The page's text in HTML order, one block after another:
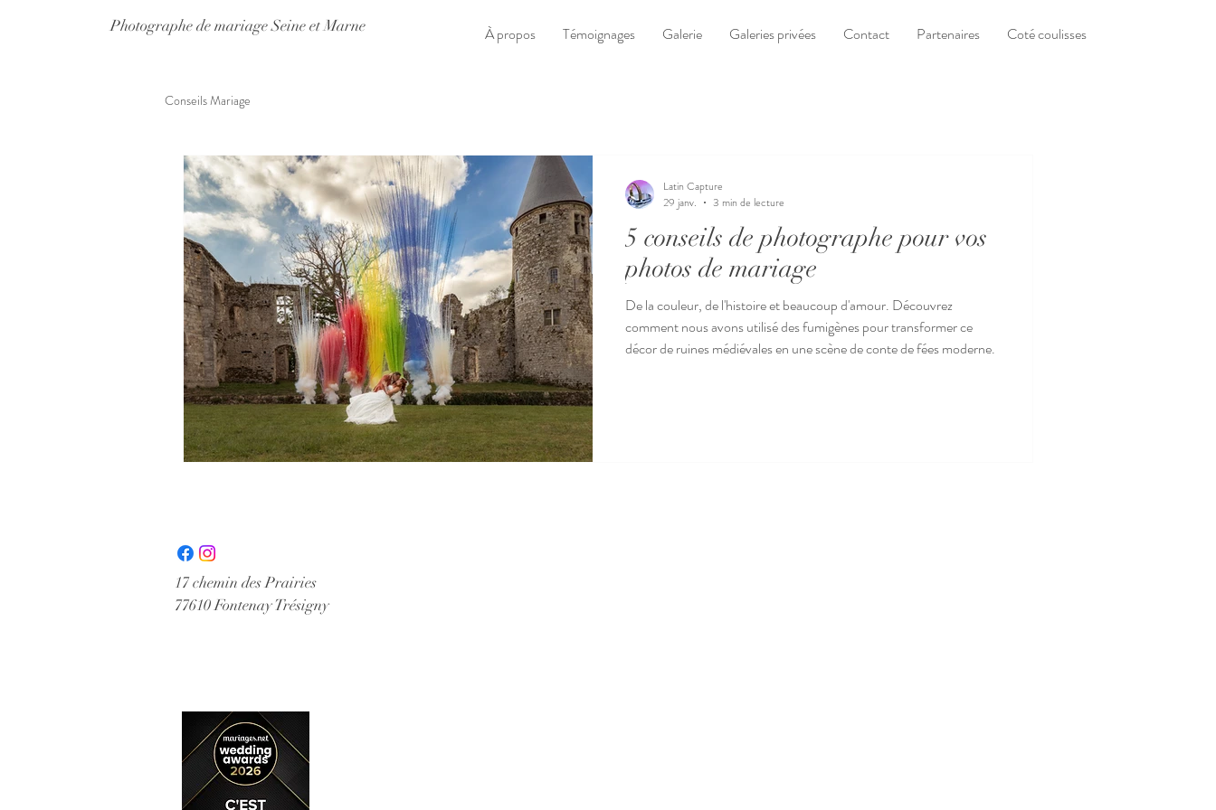
Photographe de mariage Seine et Marne À propos Témoignages Galerie Galeries privées Contact Partenaires Coté coulisses
Conseils Mariage
5 conseils de photographe pour vos
photos de mariage
De la couleur, de l'histoire et beaucoup d'amour. Découvrez
comment nous avons utilisé des fumigènes pour transformer ce
décor de ruines médiévales en une scène de conte de fées moderne.
Latin Capture
29 janv.
3 min de lecture
17 chemin des Prairies
77610 Fontenay Trésigny